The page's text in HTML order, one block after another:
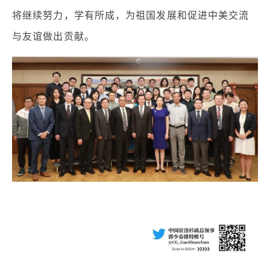
将继续努力，学有所成，为祖国发展和促进中美交流
与友谊做出贡献。